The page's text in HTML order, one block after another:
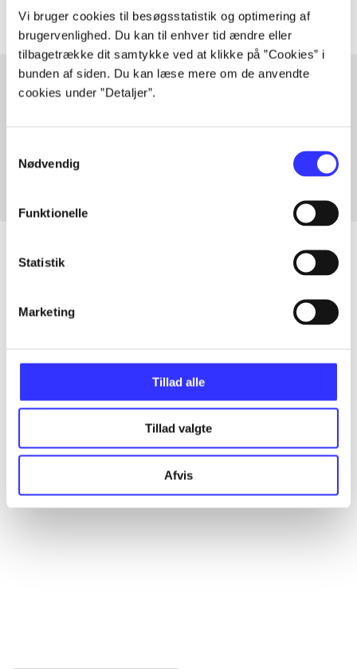
Vi bruger cookies til besøgsstatistik og optimering af
brugervenlighed. Du kan til enhver tid ændre eller
tilbagetrække dit samtykke ved at klikke på ”Cookies” i
bunden af siden. Du kan læse mere om de anvendte
cookies under ”Detaljer”.
Nødvendig
Funktionelle
Statistik
Marketing
Tillad alle
Tillad valgte
Afvis
Alle registrerede artikler fordelt på udgivelser
...